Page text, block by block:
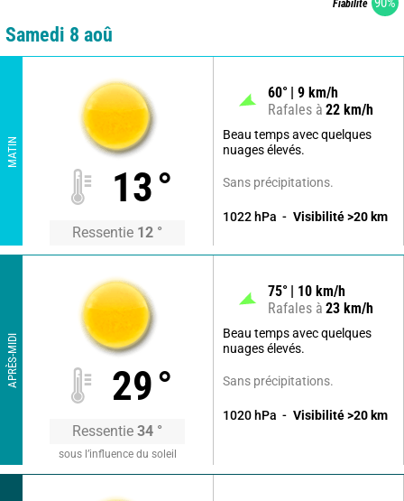
Fiabilité
Samedi 8 aoû
MATIN
13°
Ressentie 12 °
60° 9 km/h
Rafales à 22 km/h
Beau temps avec quelques
nuages élevés.
Sans précipitations.
1022 hPa Visibilité >20 km
APRÈS-MIDI 29°
Ressentie 34 °
sous l’influence du soleil
75° 10 km/h
Rafales à 23 km/h
Beau temps avec quelques
nuages élevés.
Sans précipitations.
1020 hPa Visibilité >20 km